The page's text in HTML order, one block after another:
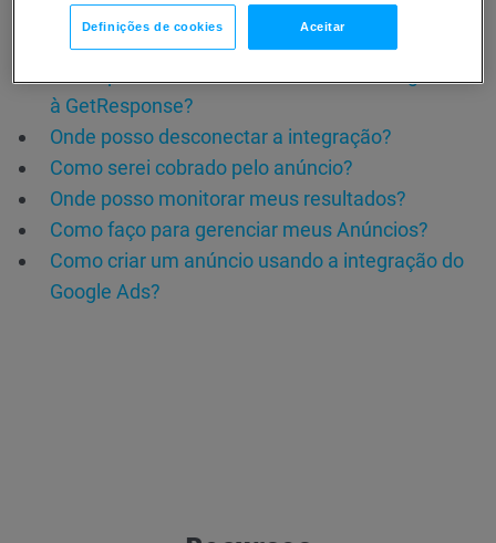
Como sincronizar meu público de anúncios com
a GetResponse?
à GetResponse?
Onde posso desconectar a integração?
Como serei cobrado pelo anúncio?
Onde posso monitorar meus resultados?
Como faço para gerenciar meus Anúncios?
Como criar um anúncio usando a integração do
Google Ads?
Definições de cookies Aceitar